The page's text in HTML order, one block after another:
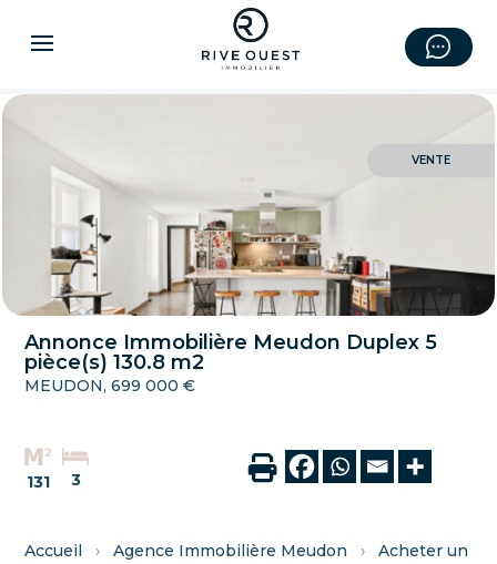
VENTE
Annonce Immobilière Meudon Duplex 5
pièce(s) 130.8 m2
MEUDON, 699 000 €
131 3
Accueil › Agence Immobilière Meudon ›
Acheter un